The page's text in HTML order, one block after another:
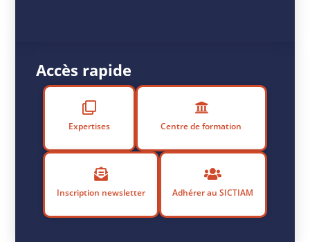
le
secteur
public
P
li
Accès rapide
Expertises Centre de formation
Inscription newsletter Adhérer au SICTIAM